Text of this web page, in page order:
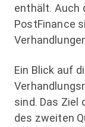
enthält. Auch
PostFinance
Ein Blick auf
sind. Das Ziel
des zweiten